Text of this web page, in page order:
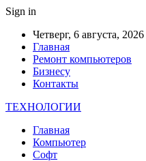
Sign in
Четверг, 6 августа, 2026
Главная
Ремонт компьютеров
Бизнесу
Контакты
ТЕХНОЛОГИИ
Главная
Компьютер
Софт